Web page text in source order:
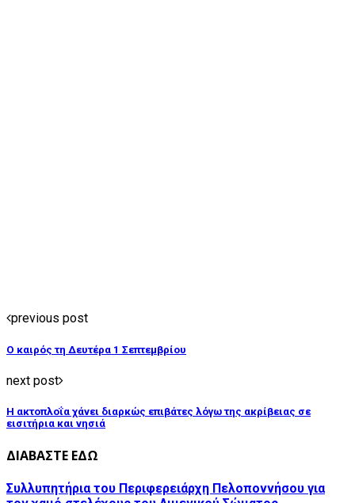
previous post
Ο καιρός τη Δευτέρα 1 Σεπτεμβρίου
next post
Η ακτοπλοΐα χάνει διαρκώς επιβάτες λόγω της ακρίβειας σε
εισιτήρια και νησιά
ΔΙΑΒΑΣΤΕ ΕΔΩ
Συλλυπητήρια του Περιφερειάρχη Πελοποννήσου για